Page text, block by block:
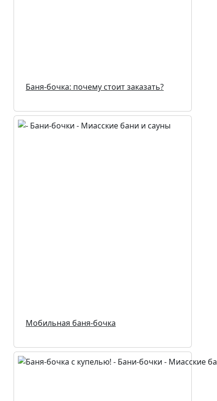
Баня-бочка: почему стоит заказать?
Мобильная баня-бочка